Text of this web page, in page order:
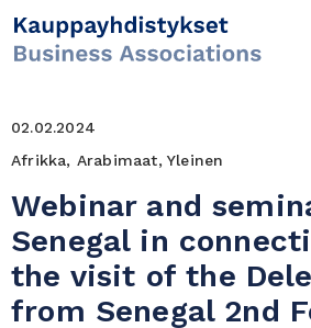
02.02.2024
Afrikka, Arabimaat, Yleinen
Webinar and
Senegal in
the visit of the
from Senegal 2nd